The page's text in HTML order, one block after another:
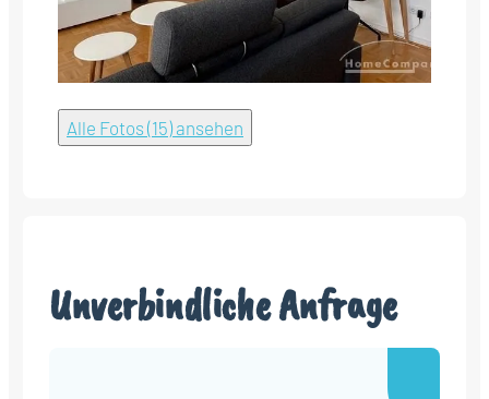
Alle Fotos (15) ansehen
Unverbindliche Anfrage